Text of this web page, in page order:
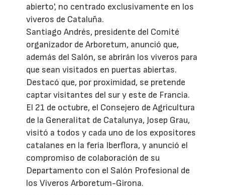
abierto', no centrado exclusivamente en los
viveros de Cataluña.
Santiago Andrés, presidente del Comité
organizador de Arboretum, anunció que,
además del Salón, se abrirán los viveros para
que sean visitados en puertas abiertas.
Destacó que, por proximidad, se pretende
captar visitantes del sur y este de Francia.
El 21 de octubre, el Consejero de Agricultura
de la Generalitat de Catalunya, Josep Grau,
visitó a todos y cada uno de los expositores
catalanes en la feria Iberflora, y anunció el
compromiso de colaboración de su
Departamento con el Salón Profesional de
los Viveros Arboretum-Girona.